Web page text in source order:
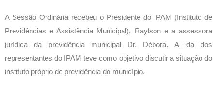
A Sessão Ordinária recebeu o Presidente do IPAM (Instituto de
Previdências e Assistência Municipal), Raylson e a assessora
jurídica da previdência municipal Dr. Débora. A ida dos
representantes do IPAM teve como objetivo discutir a situação do
instituto próprio de previdência do município.